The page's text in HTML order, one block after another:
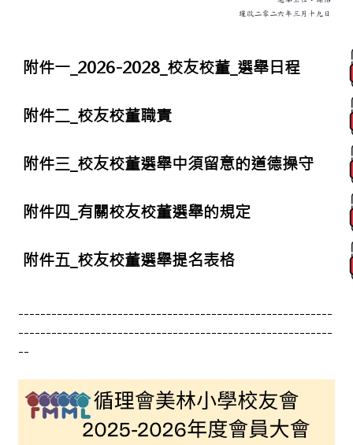
附件一_2026-2028_校友校董_選舉日程
附件二_校友校董職責
附件三_校友校董選舉中須留意的道德操守
附件四_有關校友校董選舉的規定
附件五_校友校董選舉提名表格
---------------------------------------------------------
---------------------------------------------------------
--